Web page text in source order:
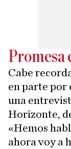
Promesa
Cabe
en parte
una
Horizonte,
«Hemos
ahora voy a